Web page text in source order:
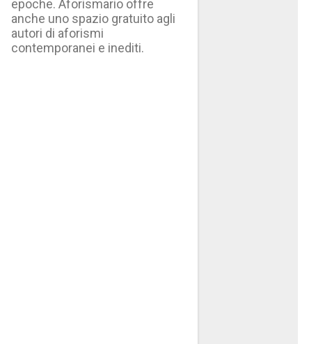
epoche. Aforismario offre
anche uno spazio gratuito agli
autori di aforismi
contemporanei e inediti.